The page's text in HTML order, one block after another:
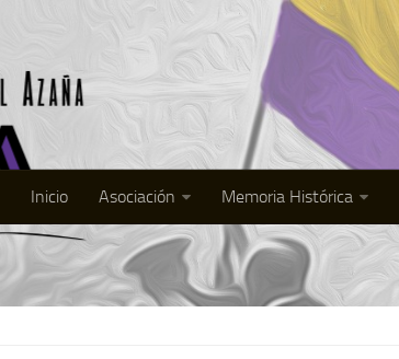
Inicio Asociación Memoria Histórica